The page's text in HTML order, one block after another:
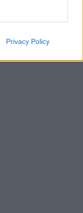
Privacy Policy